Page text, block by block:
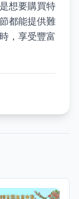
想要購買特
都能提供難
，享受豐富